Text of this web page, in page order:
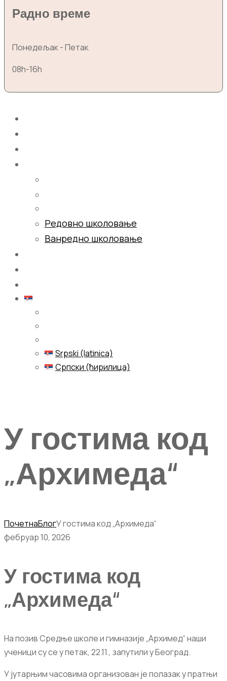
Радно време
Понедељак - Петак
08h-16h
Редовно школовање
Ванредно школовање
Srpski (latinica)
Српски (ћирилица)
У гостима код
„Архимеда“
ПочетнаБлогУ гостима код „Архимеда“
фебруар 10, 2026
У гостима код
„Архимеда“
На позив Средње школе и гимназије „Архимед“ наши
ученици су се у петак, 22.11., запутили у Београд.
У јутарњим часовима организован је полазак у пратњи